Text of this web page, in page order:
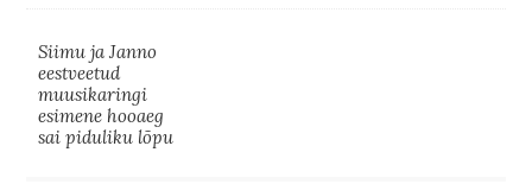
Siimu ja Janno
eestveetud
muusikaringi
esimene hooaeg
sai piduliku lõpu